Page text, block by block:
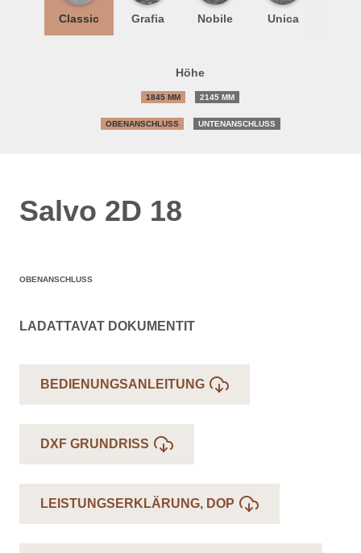
Classic Grafia Nobile Unica
Höhe
1845 MM 2145 MM
OBENANSCHLUSS UNTENANSCHLUSS
Salvo 2D 18
OBENANSCHLUSS
LADATTAVAT DOKUMENTIT
BEDIENUNGSANLEITUNG
DXF GRUNDRISS
LEISTUNGSERKLÄRUNG, DOP